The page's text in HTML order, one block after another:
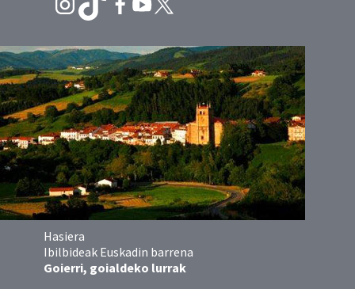
Hasiera
Ibilbideak Euskadin barrena
Goierri, goialdeko lurrak